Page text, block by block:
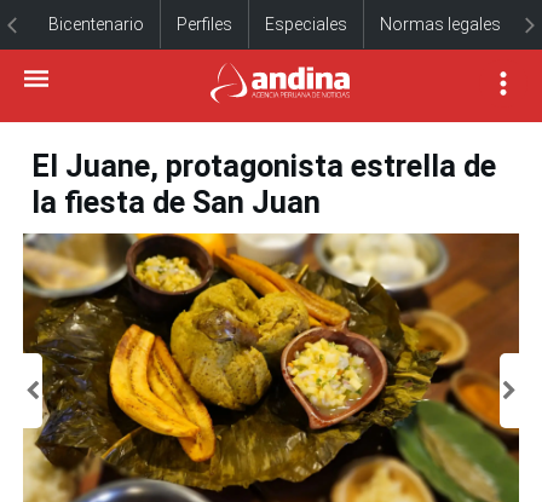
Bicentenario Perfiles Especiales Normas legales
El Juane, protagonista estrella de
la fiesta de San Juan